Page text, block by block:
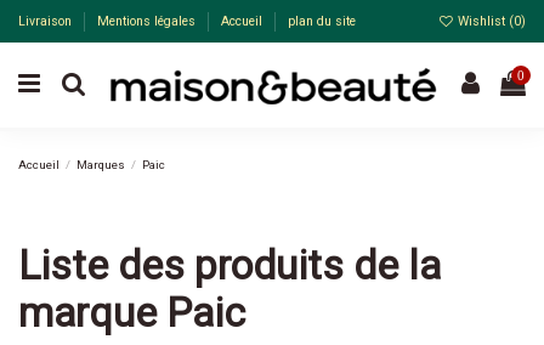
Livraison Mentions légales Accueil plan du site Wishlist (0)
0
Accueil Marques Paic
Liste des produits de la
marque Paic